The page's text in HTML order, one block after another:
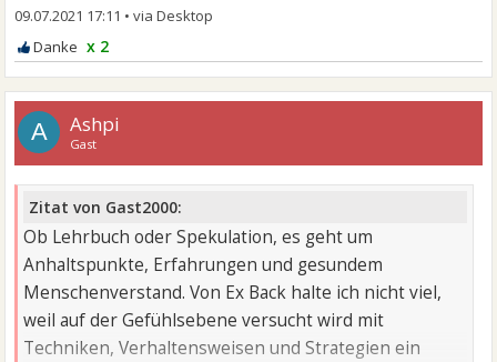
09.07.2021 17:11 •
x 2
A Ashpi
Gast
Zitat von Gast2000:
Ob Lehrbuch oder Spekulation, es geht um
Anhaltspunkte, Erfahrungen und gesundem
Menschenverstand. Von Ex Back halte ich nicht viel,
weil auf der Gefühlsebene versucht wird mit
Techniken, Verhaltensweisen und Strategien ein